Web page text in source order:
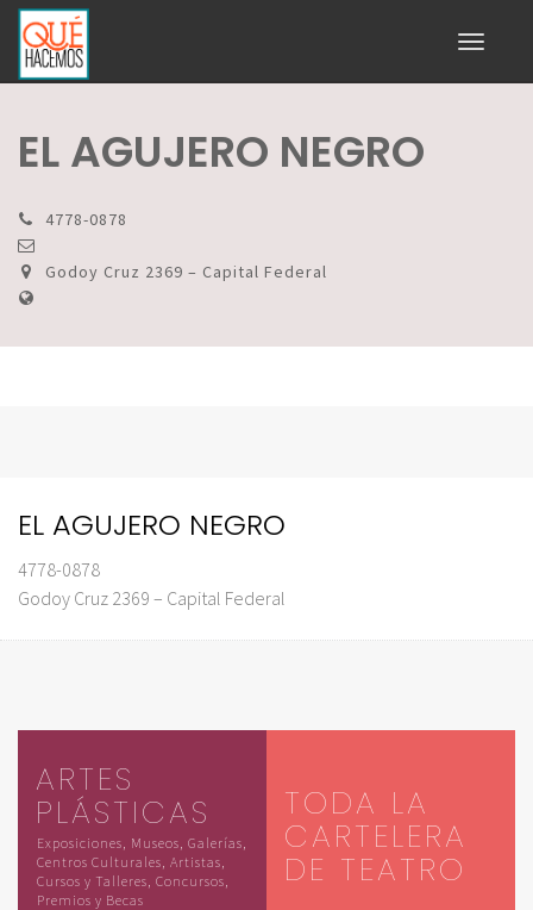
Toggle
EL AGUJERO NEGRO
4778-0878
Godoy Cruz 2369 – Capital Federal
EL AGUJERO NEGRO
4778-0878
Godoy Cruz 2369 – Capital Federal
ARTES
PLÁSTICAS
Exposiciones, Museos, Galerías,
Centros Culturales, Artistas,
Cursos y Talleres, Concursos,
Premios y Becas
TODA LA
CARTELERA
DE TEATRO